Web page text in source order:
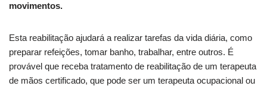
movimentos.
Esta reabilitação ajudará a realizar tarefas da vida diária, como
preparar refeições, tomar banho, trabalhar, entre outros. É
provável que receba tratamento de reabilitação de um terapeuta
de mãos certificado, que pode ser um terapeuta ocupacional ou